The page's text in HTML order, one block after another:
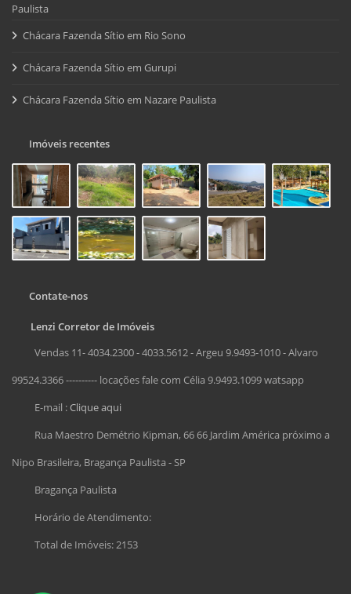
Paulista
Chácara Fazenda Sítio em Rio Sono
Chácara Fazenda Sítio em Gurupi
Chácara Fazenda Sítio em Nazare Paulista
Imóveis recentes
Contate-nos
Lenzi Corretor de Imóveis
Vendas 11- 4034.2300 - 4033.5612 - Argeu 9.9493-1010 - Alvaro
99524.3366 ---------- locações fale com Célia 9.9493.1099 watsapp
E-mail :Clique aqui
Rua Maestro Demétrio Kipman, 66 66 Jardim América próximo a
Nipo Brasileira, Bragança Paulista - SP
Bragança Paulista
Horário de Atendimento:
Total de Imóveis: 2153